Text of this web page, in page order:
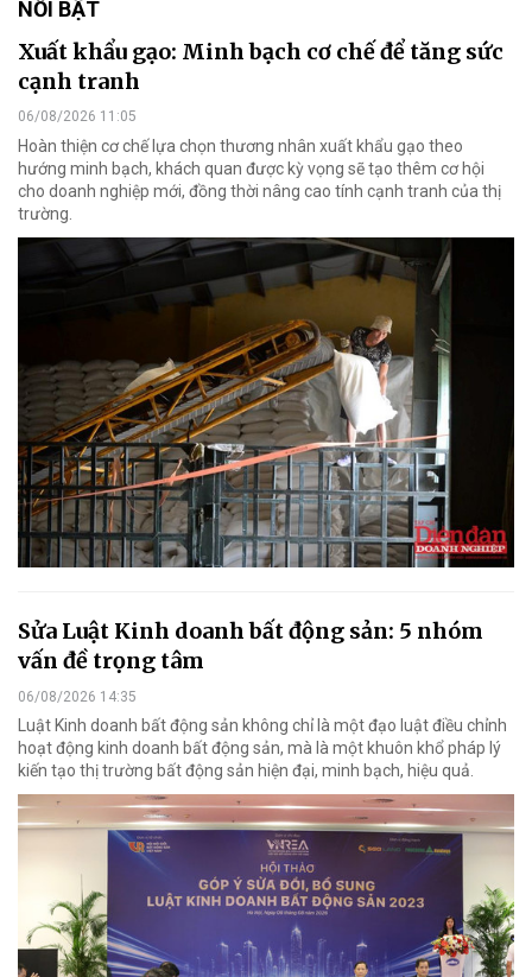
NỔI BẬT
Xuất khẩu gạo: Minh bạch cơ chế để tăng sức
cạnh tranh
06/08/2026 11:05
Hoàn thiện cơ chế lựa chọn thương nhân xuất khẩu gạo theo
hướng minh bạch, khách quan được kỳ vọng sẽ tạo thêm cơ hội
cho doanh nghiệp mới, đồng thời nâng cao tính cạnh tranh của thị
trường.
Sửa Luật Kinh doanh bất động sản: 5 nhóm
vấn đề trọng tâm
06/08/2026 14:35
Luật Kinh doanh bất động sản không chỉ là một đạo luật điều chỉnh
hoạt động kinh doanh bất động sản, mà là một khuôn khổ pháp lý
kiến tạo thị trường bất động sản hiện đại, minh bạch, hiệu quả.